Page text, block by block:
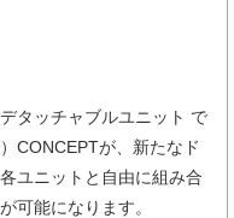
タッチャブルユニット で
CONCEPTが、新たなド
ユニットと自由に組み合
可能になります。